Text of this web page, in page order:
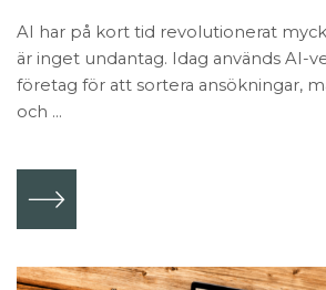
AI har på kort tid revolutionerat
är inget undantag. Idag används AI-
företag för att sortera ansökningar,
och ...